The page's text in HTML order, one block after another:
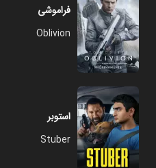
فراموشی
Oblivion
استوبر
Stuber